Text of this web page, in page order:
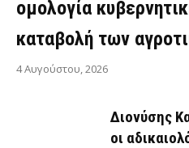
ομολογία
καταβολή των
4 Αυγούστου, 2026
Διονύσης
οι